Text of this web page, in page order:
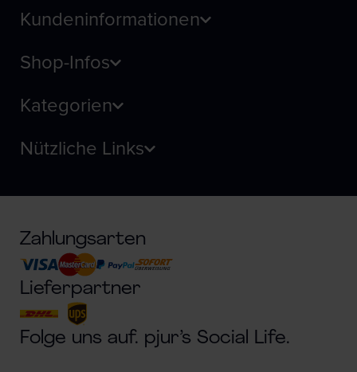
Kundeninformationen
Shop-Infos
Kategorien
Nützliche Links
Zahlungsarten
Lieferpartner
Folge uns auf. pjur’s Social Life.